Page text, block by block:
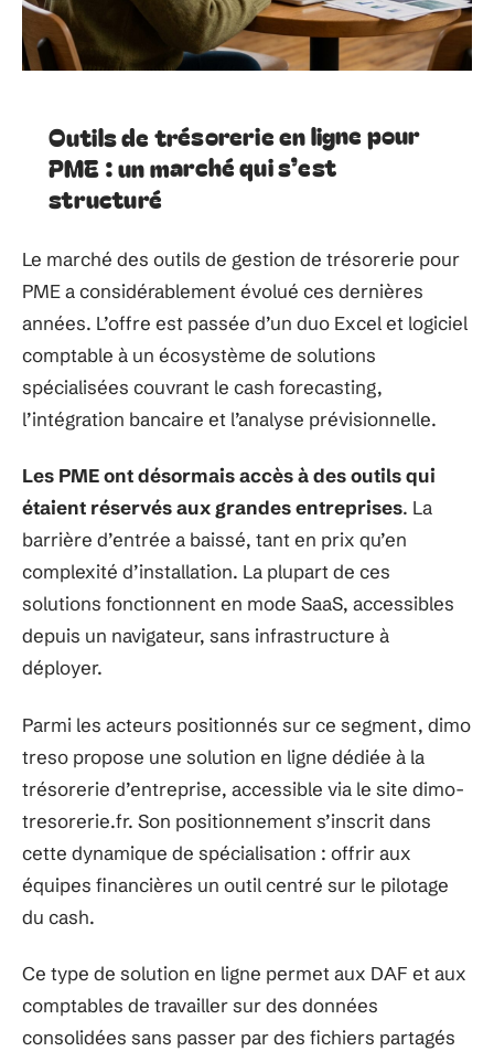
Outils de trésorerie en ligne pour
PME : un marché qui s’est
structuré
Le marché des outils de gestion de trésorerie pour
PME a considérablement évolué ces dernières
années. L’offre est passée d’un duo Excel et logiciel
comptable à un écosystème de solutions
spécialisées couvrant le cash forecasting,
l’intégration bancaire et l’analyse prévisionnelle.
Les PME ont désormais accès à des outils qui
étaient réservés aux grandes entreprises. La
barrière d’entrée a baissé, tant en prix qu’en
complexité d’installation. La plupart de ces
solutions fonctionnent en mode SaaS, accessibles
depuis un navigateur, sans infrastructure à
déployer.
Parmi les acteurs positionnés sur ce segment, dimo
treso propose une solution en ligne dédiée à la
trésorerie d’entreprise, accessible via le site dimo-
tresorerie.fr. Son positionnement s’inscrit dans
cette dynamique de spécialisation : offrir aux
équipes financières un outil centré sur le pilotage
du cash.
Ce type de solution en ligne permet aux DAF et aux
comptables de travailler sur des données
consolidées sans passer par des fichiers partagés